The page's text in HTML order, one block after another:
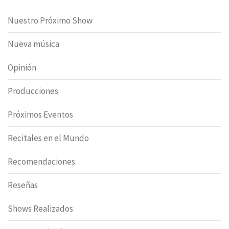
Nuestro Próximo Show
Nueva música
Opinión
Producciones
Próximos Eventos
Recitales en el Mundo
Recomendaciones
Reseñas
Shows Realizados